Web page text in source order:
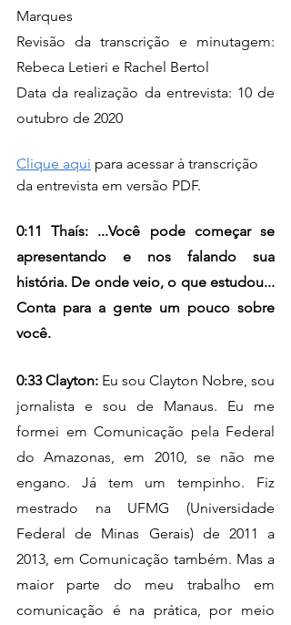
Marques
Revisão da transcrição e minutagem:
Rebeca Letieri e Rachel Bertol
Data da realização da entrevista: 10 de
outubro de 2020
Clique aqui para acessar à transcrição
da entrevista em versão PDF.
0:11 Thaís: ...Você pode começar se
apresentando e nos falando sua
história. De onde veio, o que estudou...
Conta para a gente um pouco sobre
você.
0:33 Clayton: Eu sou Clayton Nobre, sou
jornalista e sou de Manaus. Eu me
formei em Comunicação pela Federal
do Amazonas, em 2010, se não me
engano. Já tem um tempinho. Fiz
mestrado na UFMG (Universidade
Federal de Minas Gerais) de 2011 a
2013, em Comunicação também. Mas a
maior parte do meu trabalho em
comunicação é na prática, por meio